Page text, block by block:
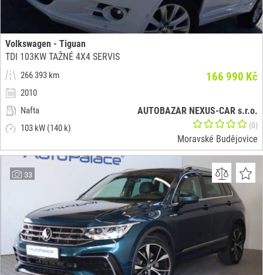
Volkswagen - Tiguan
TDI 103KW TAŽNÉ 4X4 SERVIS
266 393 km
2010
Nafta
103 kW (140 k)
166 990 Kč
AUTOBAZAR NEXUS-CAR s.r.o.
(0)
Moravské Budějovice
33